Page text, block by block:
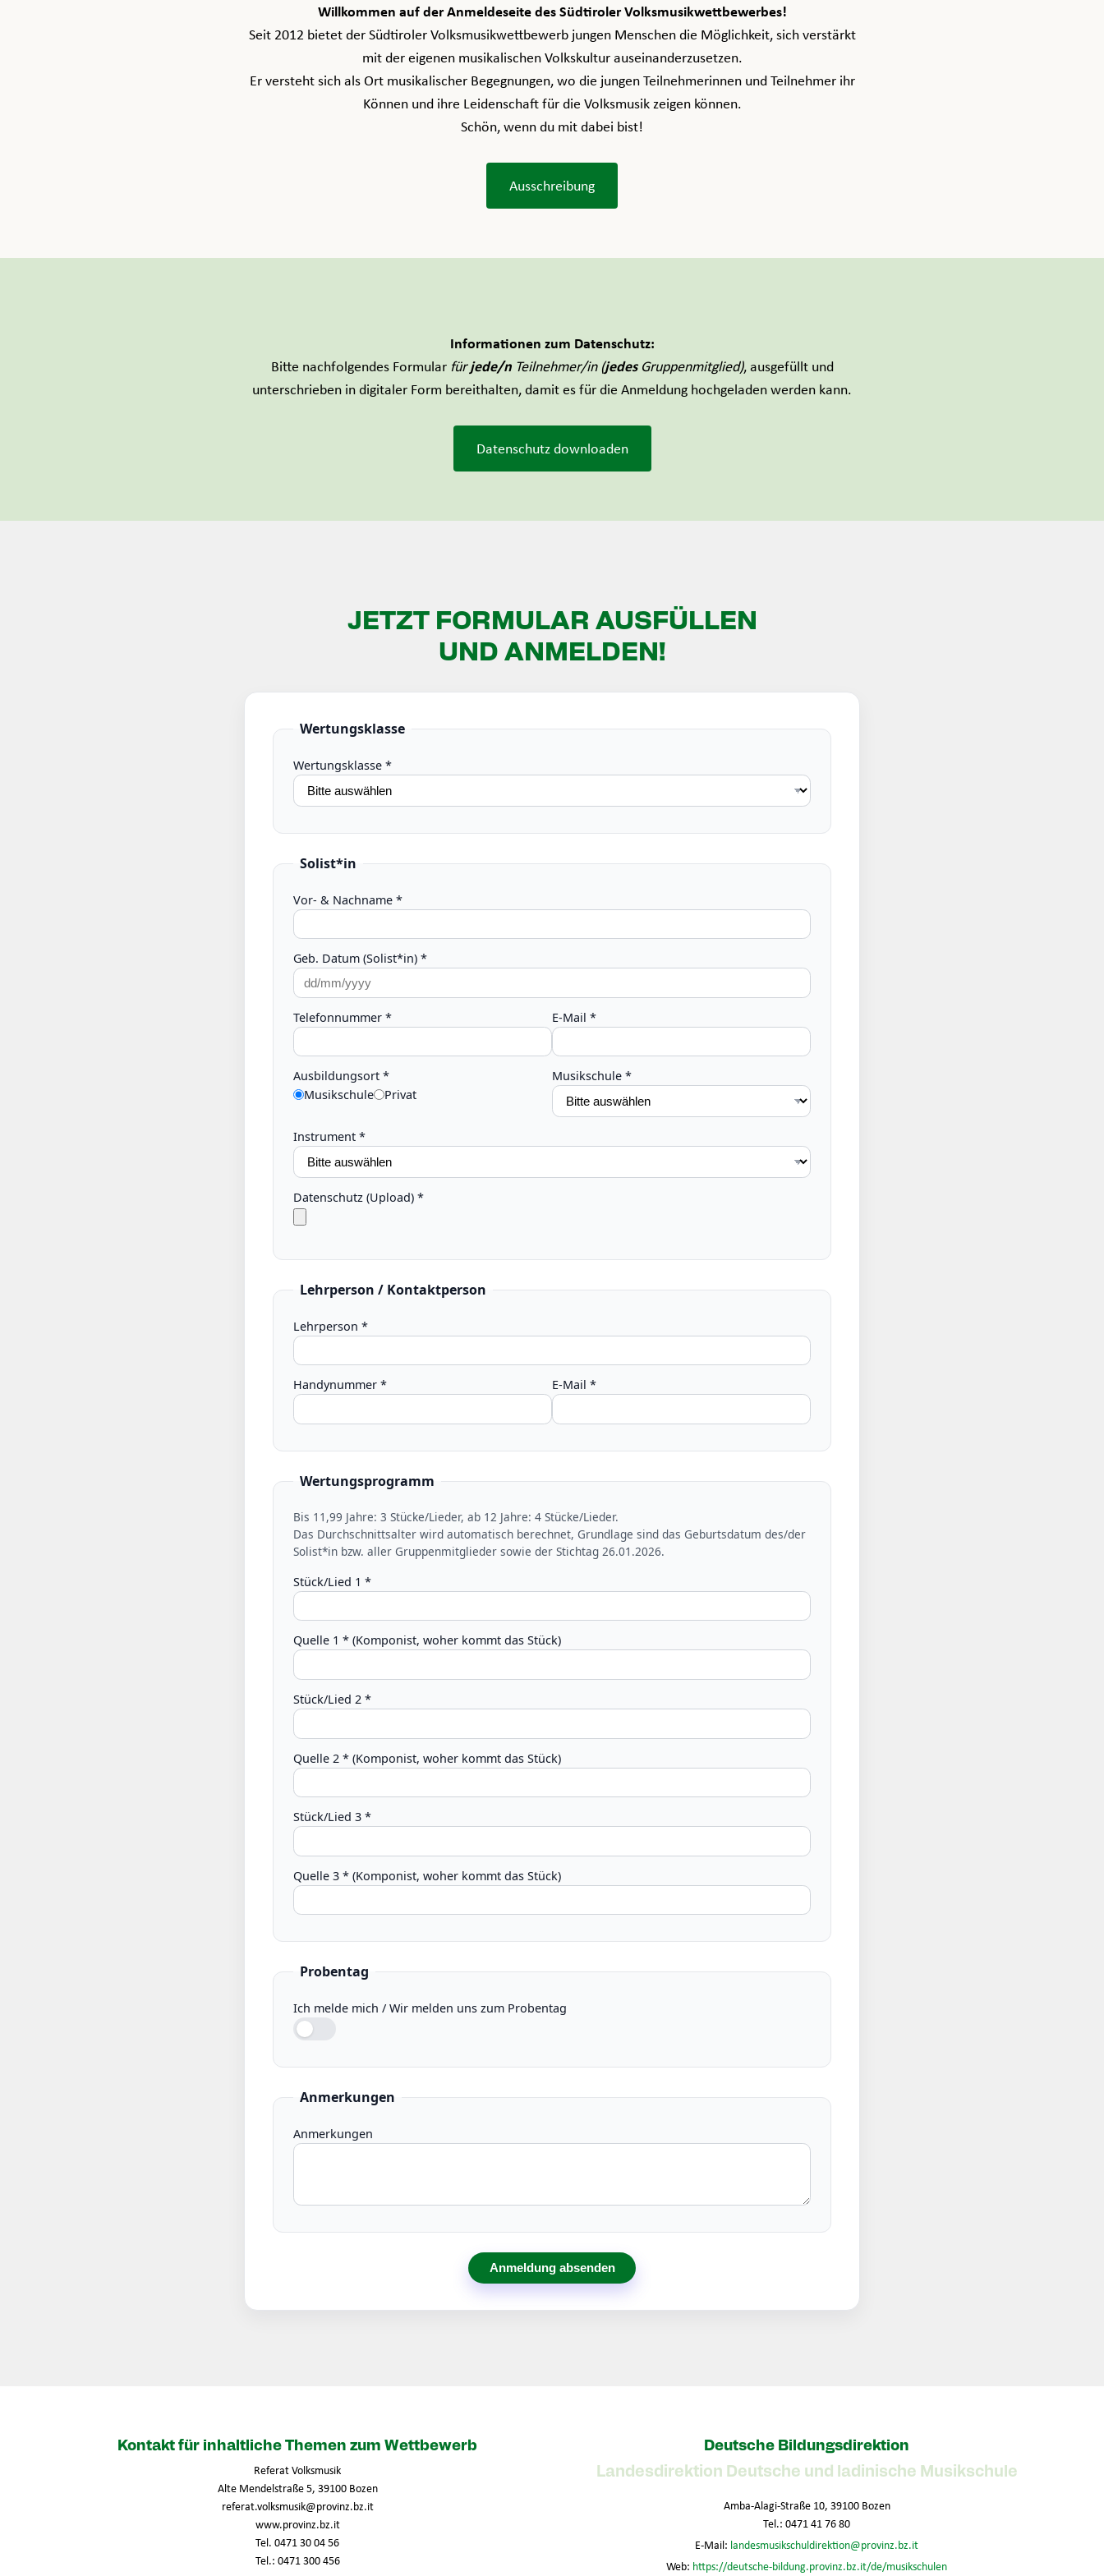
Willkommen auf der Anmeldeseite des Südtiroler Volksmusikwettbewerbes!
Seit 2012 bietet der Südtiroler Volksmusikwettbewerb jungen Menschen die Möglichkeit, sich verstärkt
mit der eigenen musikalischen Volkskultur auseinanderzusetzen.
Er versteht sich als Ort musikalischer Begegnungen, wo die jungen Teilnehmerinnen und Teilnehmer ihr
Können und ihre Leidenschaft für die Volksmusik zeigen können.
Schön, wenn du mit dabei bist!
Ausschreibung
Informationen zum Datenschutz:
Bitte nachfolgendes Formular fürjede/nTeilnehmer/in (jedes Gruppenmitglied), ausgefüllt und
unterschrieben in digitaler Form bereithalten, damit es für die Anmeldung hochgeladen werden kann.
Datenschutz downloaden
JETZT FORMULAR AUSFÜLLEN
UND ANMELDEN!
Wertungsklasse
Wertungsklasse *
Solist*in
Vor- & Nachname *
Geb. Datum (Solist*in) *
Telefonnummer * E-Mail *
Ausbildungsort *
Musikschule
Privat
Musikschule *
Instrument *
Datenschutz (Upload) *
Lehrperson / Kontaktperson
Lehrperson *
Handynummer * E-Mail *
Wertungsprogramm
Bis 11,99 Jahre: 3 Stücke/Lieder, ab 12 Jahre: 4 Stücke/Lieder.
Das Durchschnittsalter wird automatisch berechnet, Grundlage sind das Geburtsdatum des/der
Solist*in bzw. aller Gruppenmitglieder sowie der Stichtag 26.01.2026.
Stück/Lied 1 *
Quelle 1 * (Komponist, woher kommt das Stück)
Stück/Lied 2 *
Quelle 2 * (Komponist, woher kommt das Stück)
Stück/Lied 3 *
Quelle 3 * (Komponist, woher kommt das Stück)
Probentag
Ich melde mich / Wir melden uns zum Probentag
Anmerkungen
Anmerkungen
Anmeldung absenden
Kontakt für inhaltliche Themen zum Wettbewerb
Referat Volksmusik
Alte Mendelstraße 5, 39100 Bozen
referat.volksmusik@provinz.bz.it
www.provinz.bz.it
Tel. 0471 30 04 56
Tel.: 0471 300 456
Deutsche Bildungsdirektion
Landesdirektion Deutsche und ladinische Musikschule
Amba-Alagi-Straße 10, 39100 Bozen
Tel.: 0471 41 76 80
E-Mail: landesmusikschuldirektion@provinz.bz.it
Web: https://deutsche-bildung.provinz.bz.it/de/musikschulen